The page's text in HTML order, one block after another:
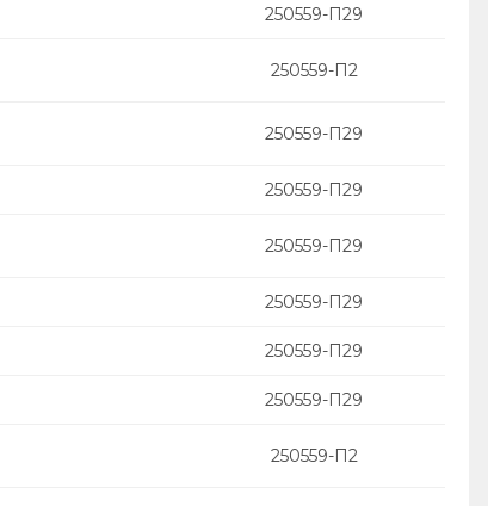
250559-П29
250559-П2
250559-П29
250559-П29
250559-П29
250559-П29
250559-П29
250559-П29
250559-П2